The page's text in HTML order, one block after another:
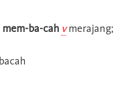
mem-ba-cah vmerajang;